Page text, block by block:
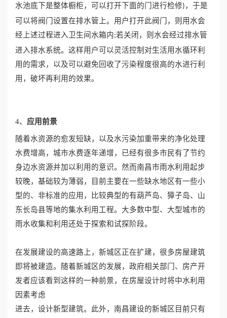
水池底下是整体橱柜，可以打开下面的门进行检修) ，于是
可以将阀门设置在排水管上。用户打开此阀门，则用水会
经上述过程进入卫生间水箱内;若关闭，则水会经过排水管
进入排水系统。这样用户可以灵活控制对生活用水循环利
用的需求，以及可以避免回收了污染程度很高的水进行利
用，破坏再利用的效果。
4、 应用前景
随着水资源的愈发短缺，以及水污染加重带来的净化处理
水费增高，城市水费逐年递增，已经有很多市民有了节约
身边水资源并加以利用的意识。然而南昌市雨水利用起步
较晚，基础较为薄弱，目前主要在一些缺水地区有一些小
型的、非标准的应用，比较典型的有葫芦岛、獐子岛、山
东长岛县等地的集水利用工程。大多数中型、大型城市的
雨水收集和利用还处于探索和试探阶段。
在发展建设的高速路上，新城区正在扩建，很多房屋建筑
即将被建造。随着新城区的发展，政府相关部门、房产开
发者应该看到这样的一种前景，在房屋设计时将中水利用
因素考虑
进去，设计新型建筑。此外，南昌建设的新城区目前只有